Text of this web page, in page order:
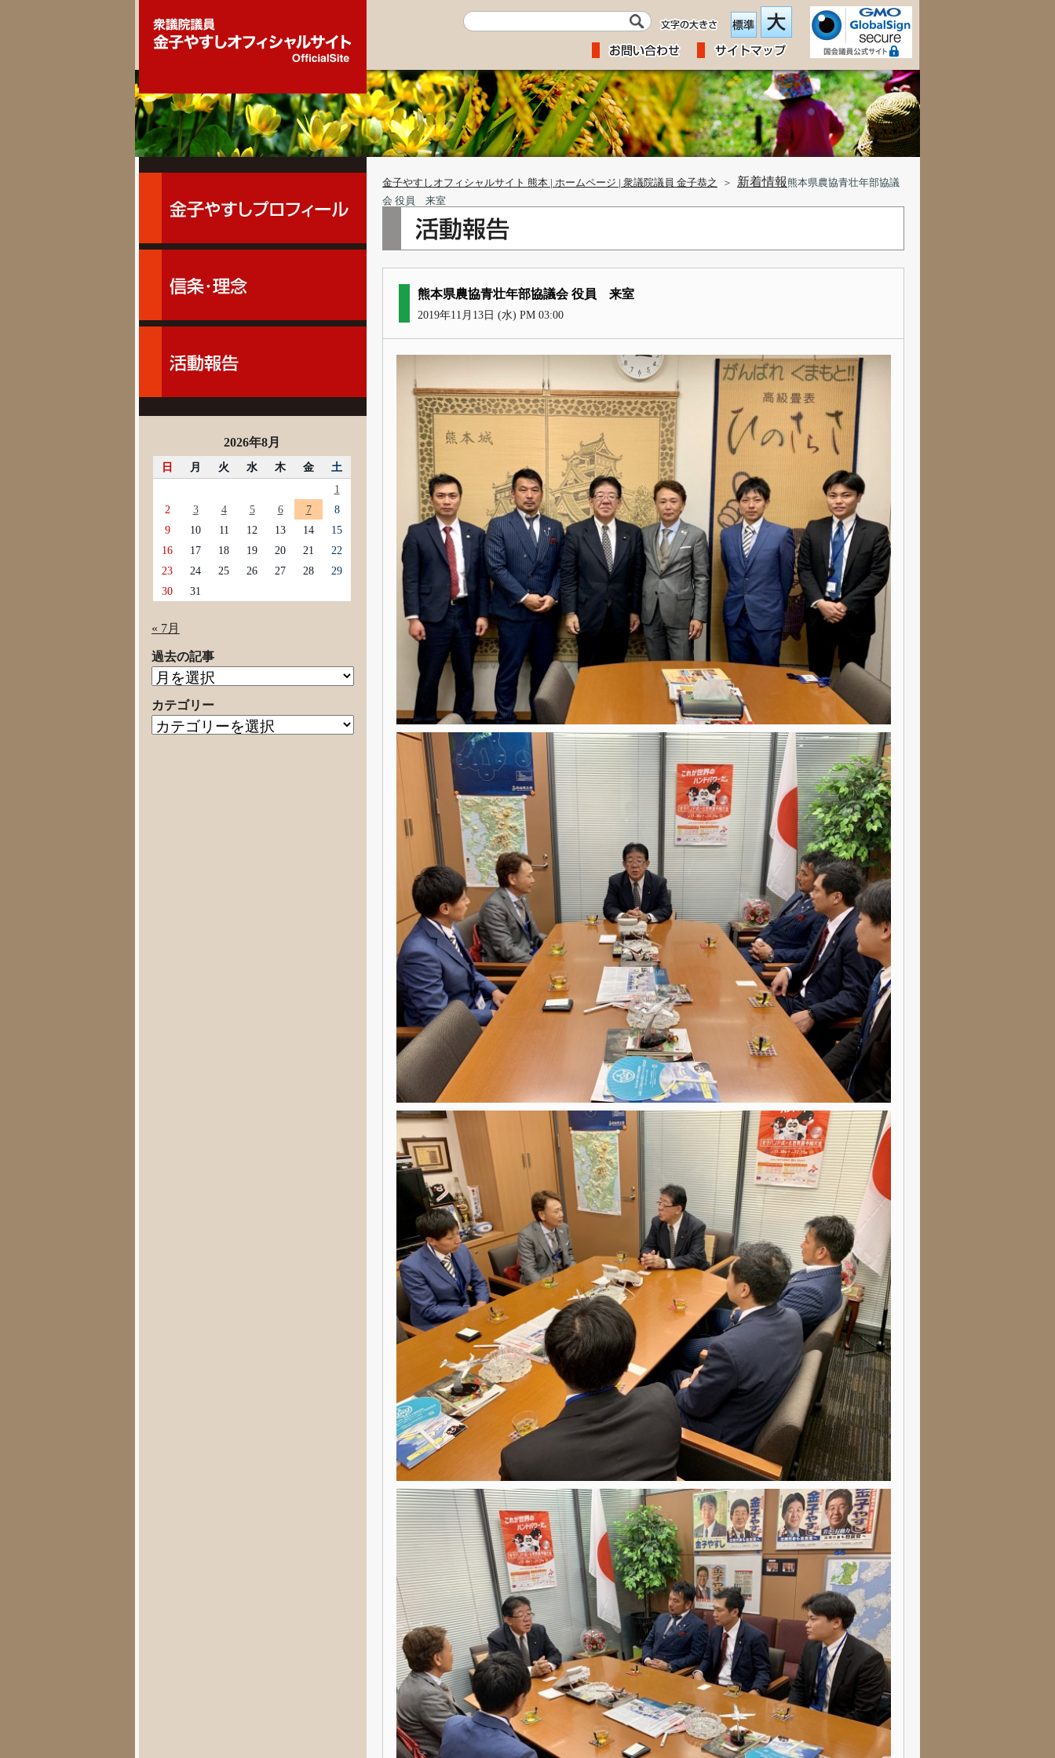
金子やすしオフィシャルサイト 熊本 | ホームページ | 衆議院議員 金子恭之 ＞ 新着情報 熊本県農協青壮年部協議
会 役員 来室
熊本県農協青壮年部協議会 役員 来室
2019年11月13日 (水) PM 03:00
2026年8月
日 月 火 水 木 金
土
1
2
3 4 5 6 7
8
9
10 11 12 13 14
15
16
17 18 19 20 21
22
23
24 25 26 27 28
29
30
31
« 7月
過去の記事
過
の
記
カテゴリー
カ